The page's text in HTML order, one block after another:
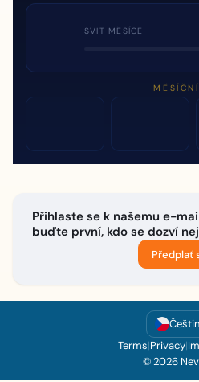
SVIT MĚSÍCE
Přihlaste se k našemu e-
buďte první, kdo se dozví
Předplať
Terms|Privacy|
© 2026